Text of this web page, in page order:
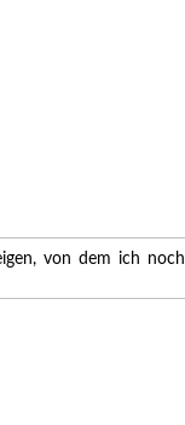
von dem ich noch